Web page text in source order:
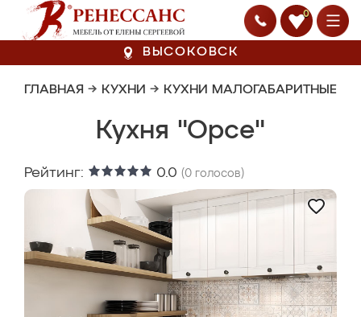
0
ВЫСОКОВСК
ГЛАВНАЯ → КУХНИ → КУХНИ МАЛОГАБАРИТНЫЕ
Кухня "Орсе"
Рейтинг: 0.0 (0 голосов)